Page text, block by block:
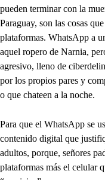
pueden terminar con la
Paraguay, son las cosas
plataformas. WhatsApp a
aquel ropero de Narnia,
agresivo, lleno de
por los propios pares y
o que chateen a la noche.
Para que el WhatsApp se
contenido digital que
adultos, porque, señores
plataformas más el celular